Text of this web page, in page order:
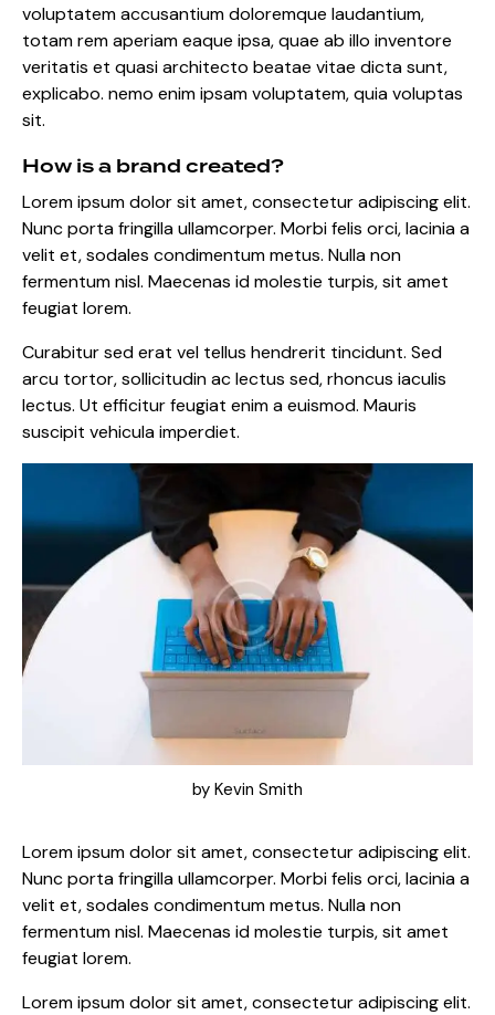
voluptatem accusantium doloremque laudantium,
totam rem aperiam eaque ipsa, quae ab illo inventore
veritatis et quasi architecto beatae vitae dicta sunt,
explicabo. nemo enim ipsam voluptatem, quia voluptas
sit.
How is a brand created?
Lorem ipsum dolor sit amet, consectetur adipiscing elit.
Nunc porta fringilla ullamcorper. Morbi felis orci, lacinia a
velit et, sodales condimentum metus. Nulla non
fermentum nisl. Maecenas id molestie turpis, sit amet
feugiat lorem.
Curabitur sed erat vel tellus hendrerit tincidunt. Sed
arcu tortor, sollicitudin ac lectus sed, rhoncus iaculis
lectus. Ut efficitur feugiat enim a euismod. Mauris
suscipit vehicula imperdiet.
by Kevin Smith
Lorem ipsum dolor sit amet, consectetur adipiscing elit.
Nunc porta fringilla ullamcorper. Morbi felis orci, lacinia a
velit et, sodales condimentum metus. Nulla non
fermentum nisl. Maecenas id molestie turpis, sit amet
feugiat lorem.
Lorem ipsum dolor sit amet, consectetur adipiscing elit.